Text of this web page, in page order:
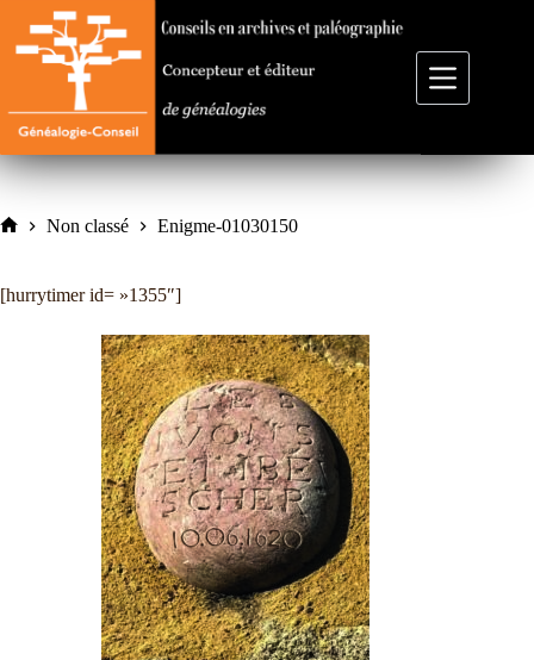
contenu
Non classé Enigme-01030150
[hurrytimer id= »1355″]